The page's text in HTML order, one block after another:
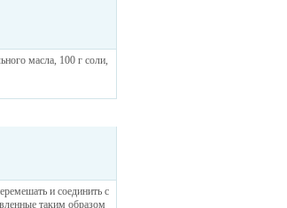
масла, 100 г соли,
и соединить с
таким образом